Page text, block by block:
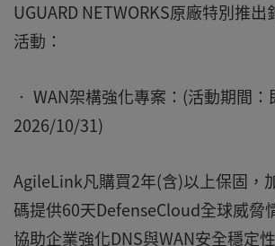
UGUARD NETWORKS原廠特別推
活動：
• WAN架構強化專案：(活動期間：
2026/10/31)
AgileLink凡購買2年(含)以上保固，
碼提供60天DefenseCloud全球威脅
協助企業強化DNS與WAN安全穩定